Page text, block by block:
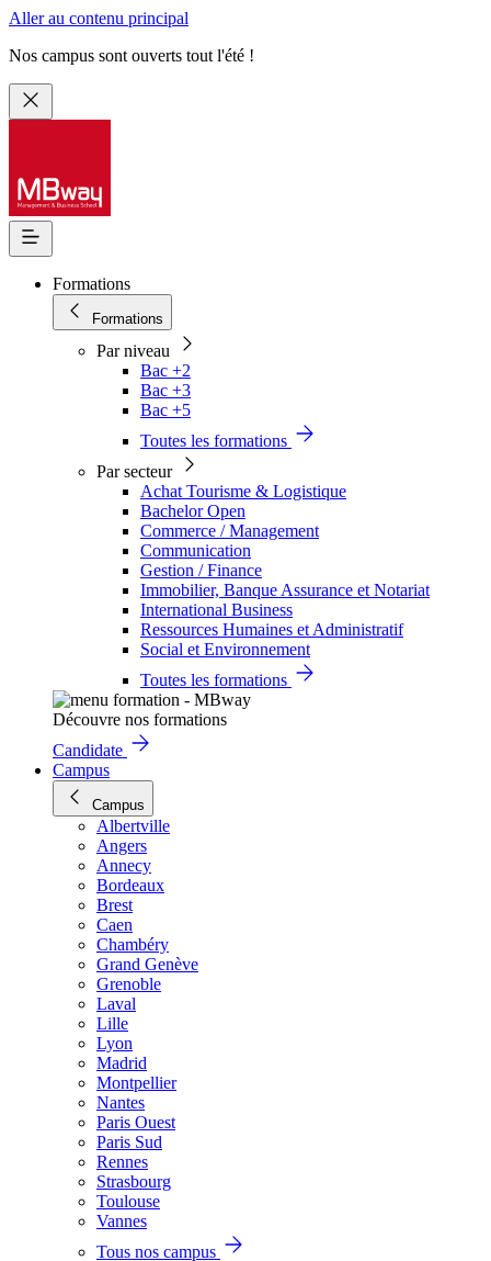
Aller au contenu principal
Nos campus sont ouverts tout l'été !
Formations
Formations
Par niveau
Bac +2
Bac +3
Bac +5
Toutes les formations
Par secteur
Achat Tourisme & Logistique
Bachelor Open
Commerce / Management
Communication
Gestion / Finance
Immobilier, Banque Assurance et Notariat
International Business
Ressources Humaines et Administratif
Social et Environnement
Toutes les formations
Découvre nos formations
Candidate
Campus
Campus
Albertville
Angers
Annecy
Bordeaux
Brest
Caen
Chambéry
Grand Genève
Grenoble
Laval
Lille
Lyon
Madrid
Montpellier
Nantes
Paris Ouest
Paris Sud
Rennes
Strasbourg
Toulouse
Vannes
Tous nos campus